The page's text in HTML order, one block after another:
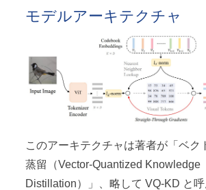
モデルアーキテクチャ
このアーキテクチャは著者が「ベク
蒸留（Vector-Quantized Knowledge
Distillation）」、略して VQ-KD と呼